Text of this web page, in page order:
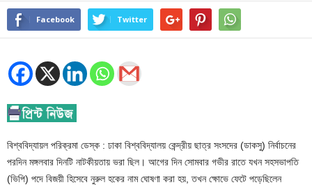
Facebook Twitter
বিশ্ববিদ্যায়ল পরিক্রমা ডেস্ক : ঢাকা বিশ্ববিদ্যালয় কেন্দ্রীয় ছাত্র সংসদের (ডাকসু) নির্বাচনের
পরদিন মঙ্গলবার দিনটি নাটকীয়তায় ভরা ছিল। আগের দিন সোমবার গভীর রাতে যখন সহসভাপতি
(ভিপি) পদে বিজয়ী হিসেবে নুরুল হকের নাম ঘোষণা করা হয়, তখন ক্ষোভে ফেটে পড়েছিলেন